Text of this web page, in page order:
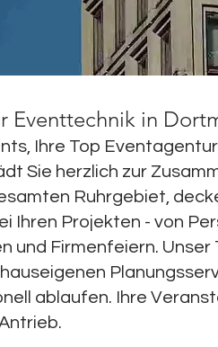
Eventtechnik in
Ihre Top
Sie herzlich zur
Ruhrgebiet,
Ihren Projekten - von
und Firmenfeiern.
ablaufen. Ihre